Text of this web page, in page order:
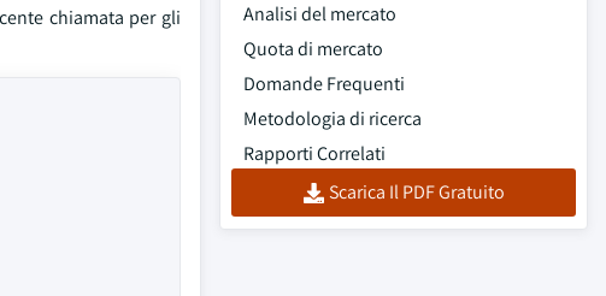
chiamata per gli
Analisi del mercato
Quota di mercato
Domande Frequenti
Metodologia di ricerca
Rapporti Correlati
Scarica Il PDF Gratuito